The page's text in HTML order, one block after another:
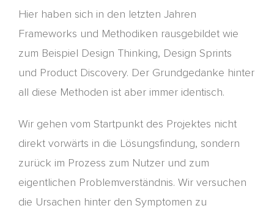
Hier haben sich in den letzten Jahren
Frameworks und Methodiken rausgebildet wie
zum Beispiel Design Thinking, Design Sprints
und Product Discovery. Der Grundgedanke hinter
all diese Methoden ist aber immer identisch.
Wir gehen vom Startpunkt des Projektes nicht
direkt vorwärts in die Lösungsfindung, sondern
zurück im Prozess zum Nutzer und zum
eigentlichen Problemverständnis. Wir versuchen
die Ursachen hinter den Symptomen zu